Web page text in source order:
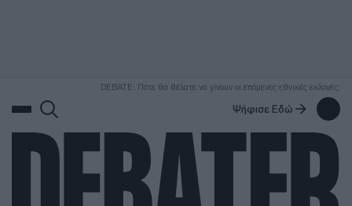
DEBATE: Πότε θα θέλατε να γίνουν οι επόμενες εθνικές εκλογές;
Ψήφισε Εδώ